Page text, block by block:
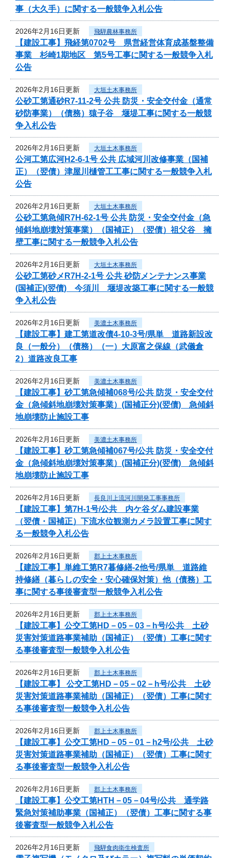
事（大久手）に関する一般競争入札公告
2026年2月16日更新 飛騨農林事務所
【建設工事】飛経第0702号 県営経営体育成基盤整備
事業 杉崎1期地区 第5号工事に関する一般競争入札
公告
2026年2月16日更新 大垣土木事務所
公砂工第通砂R7-11-2号 公共 防災・安全交付金（通常
砂防事業）（債務）猿子谷 堰堤工事に関する一般競
争入札公告
2026年2月16日更新 大垣土木事務所
公河工第広河H2-6-1号 公共 広域河川改修事業（国補
正）（翌債）津屋川樋管工工事に関する一般競争入札
公告
2026年2月16日更新 大垣土木事務所
公砂工第急傾R7H-62-1号 公共 防災・安全交付金（急
傾斜地崩壊対策事業）（国補正）（翌債）祖父谷 擁
壁工事に関する一般競争入札公告
2026年2月16日更新 大垣土木事務所
公砂工第砂メR7H-2-1号 公共 砂防メンテナンス事業
(国補正)(翌債) 今須川 堰堤改築工事に関する一般競
争入札公告
2026年2月16日更新 美濃土木事務所
【建設工事】建工第道改債4-10-3号/県単 道路新設改
良（一般分）（債務）（一）大原富之保線（武儀倉
2）道路改良工事
2026年2月16日更新 美濃土木事務所
【建設工事】砂工第急傾補068号/公共 防災・安全交付
金（急傾斜地崩壊対策事業）(国補正分)(翌債) 急傾斜
地崩壊防止施設工事
2026年2月16日更新 美濃土木事務所
【建設工事】砂工第急傾補067号/公共 防災・安全交付
金（急傾斜地崩壊対策事業）(国補正分)(翌債) 急傾斜
地崩壊防止施設工事
2026年2月16日更新 長良川上流河川開発工事事務所
【建設工事】第7H-1号/公共 内ケ谷ダム建設事業
（翌債・国補正）下流水位観測カメラ設置工事に関す
る一般競争入札公告
2026年2月16日更新 郡上土木事務所
【建設工事】単維工第R7暮修繕-2他号/県単 道路維
持修繕（暮らしの安全・安心確保対策）他（債務）工
事に関する事後審査型一般競争入札公告
2026年2月16日更新 郡上土木事務所
【建設工事】公交工第HD－05－03－h号/公共 土砂
災害対策道路事業補助（国補正）（翌債）工事に関す
る事後審査型一般競争入札公告
2026年2月16日更新 郡上土木事務所
【建設工事】 公交工第HD－05－02－h号/公共 土砂
災害対策道路事業補助（国補正）（翌債）工事に関す
る事後審査型一般競争入札公告
2026年2月16日更新 郡上土木事務所
【建設工事】公交工第HD－05－01－h2号/公共 土砂
災害対策道路事業補助（国補正）（翌債）工事に関す
る事後審査型一般競争入札公告
2026年2月16日更新 郡上土木事務所
【建設工事】公交工第HTH－05－04号/公共 通学路
緊急対策補助事業（国補正）（翌債）工事に関する事
後審査型一般競争入札公告
2026年2月16日更新 飛騨食肉衛生検査所